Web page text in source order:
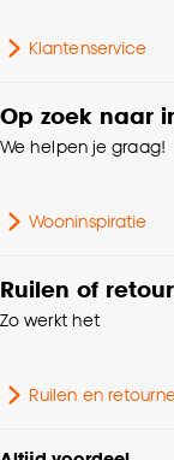
Klantenservice
Op zoek naar
We helpen je graag!
Wooninspiratie
Ruilen of
Zo werkt het
Ruilen en